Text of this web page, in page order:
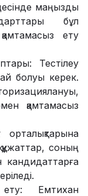
маңызды
бұл
ету
Тестілеу
болуы керек.
қамтамасыз
құжаттар, соның
кандидаттарға
Емтихан